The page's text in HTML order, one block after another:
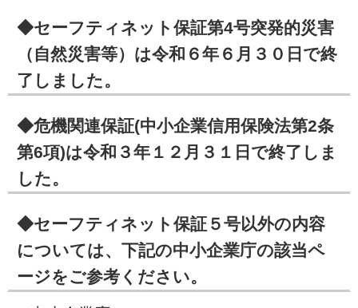
◆セーフティネット保証第4号突発的災害
（自然災害等）は令和６年６月３０日で終
了しました 。
◆危機関連保証(中小企業信用保険法第2条
第6項)は令和３年１２月３１日で終了しま
した。
◆セーフティネット保証５号以外の内容
については、下記の中小企業庁の該当ペ
ージをご参考ください。